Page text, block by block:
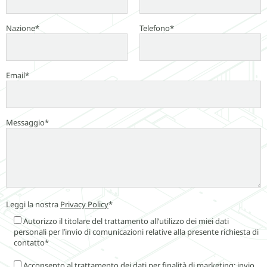
Nazione* Telefono*
Email*
Messaggio*
Leggi la nostra Privacy Policy*
Autorizzo il titolare del trattamento all’utilizzo dei miei dati
personali per l’invio di comunicazioni relative alla presente richiesta di
contatto*